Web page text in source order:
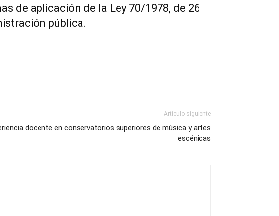
de aplicación de la Ley 70/1978, de 26
pública.
Artículo siguiente
docente en conservatorios superiores de música y artes
escénicas